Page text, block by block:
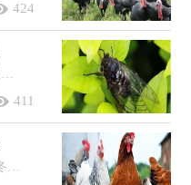
424
知了养殖需要大约3年，因为知了的若虫，也就是幼虫需要在地底生活2-3年。养殖方法：1、提供有营养的树林：培育阔叶树的苗木，将有卵的枝条...
411
鸡冬天会下蛋，只是下蛋量较少。冬天气温比较低，可以在鸡舍内增加一些保温设施，只有提高鸡舍里面的温度，鸡才会感受到温暖，从而多下蛋。...